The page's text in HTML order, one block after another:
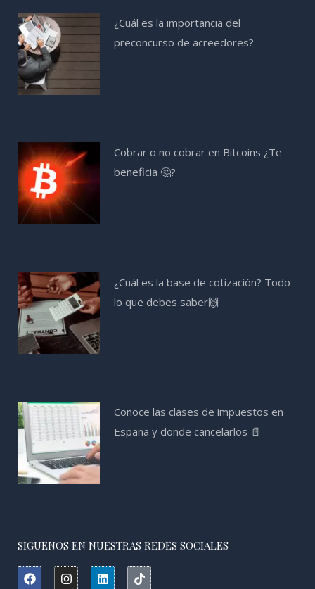
¿Cuál es la importancia del
preconcurso de acreedores?
Cobrar o no cobrar en Bitcoins ¿Te
beneficia 🤔?
¿Cuál es la base de cotización? Todo
lo que debes saber🙌
Conoce las clases de impuestos en
España y donde cancelarlos 📄
SIGUENOS EN NUESTRAS REDES SOCIALES
F
a
I
n
L
i
T
i